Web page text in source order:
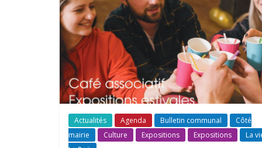
Actualités Agenda Bulletin communal
Côté
mairie
Culture Expositions Expositions
La